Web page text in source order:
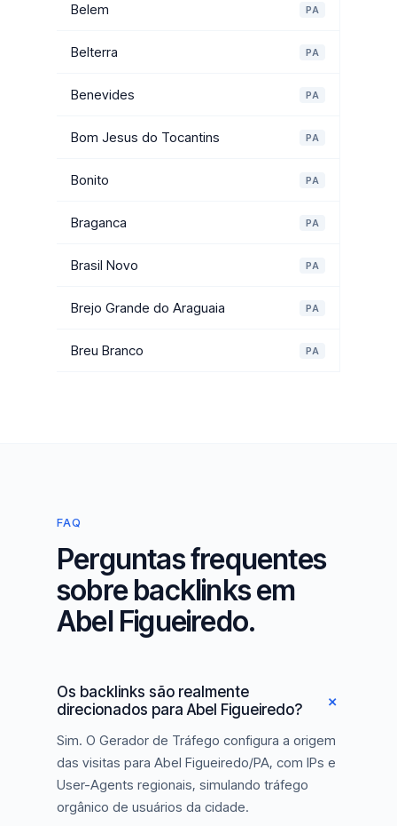
Belem PA
Belterra PA
Benevides PA
Bom Jesus do Tocantins PA
Bonito PA
Braganca PA
Brasil Novo PA
Brejo Grande do Araguaia PA
Breu Branco PA
FAQ
Perguntas frequentes
sobre backlinks em
Abel Figueiredo.
Os backlinks são realmente
direcionados para Abel Figueiredo?
Sim. O Gerador de Tráfego configura a origem
das visitas para Abel Figueiredo/PA, com IPs e
User-Agents regionais, simulando tráfego
orgânico de usuários da cidade.